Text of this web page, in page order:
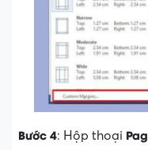
Bước 4: Hộp thoại